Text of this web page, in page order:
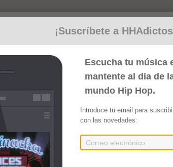
¡Suscríbete a
Escucha tu música
mantente al dia de
mundo Hip Hop.
Introduce tu email para
con las novedades: